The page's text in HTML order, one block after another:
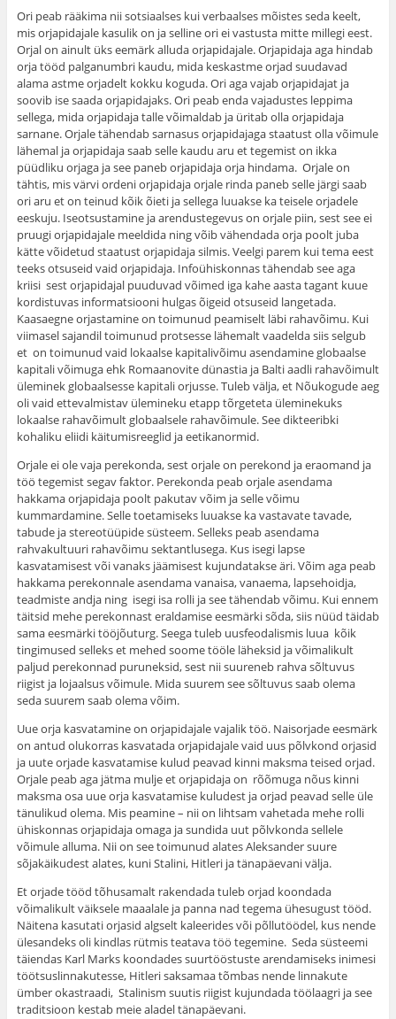
Ori peab rääkima nii sotsiaalses kui verbaalses mõistes seda keelt,
mis orjapidajale kasulik on ja selline ori ei vastusta mitte millegi eest.
Orjal on ainult üks eemärk alluda orjapidajale. Orjapidaja aga hindab
orja tööd palganumbri kaudu, mida keskastme orjad suudavad
alama astme orjadelt kokku koguda. Ori aga vajab orjapidajat ja
soovib ise saada orjapidajaks. Ori peab enda vajadustes leppima
sellega, mida orjapidaja talle võimaldab ja üritab olla orjapidaja
sarnane. Orjale tähendab sarnasus orjapidajaga staatust olla võimule
lähemal ja orjapidaja saab selle kaudu aru et tegemist on ikka
püüdliku orjaga ja see paneb orjapidaja orja hindama. Orjale on
tähtis, mis värvi ordeni orjapidaja orjale rinda paneb selle järgi saab
ori aru et on teinud kõik õieti ja sellega luuakse ka teisele orjadele
eeskuju. Iseotsustamine ja arendustegevus on orjale piin, sest see ei
pruugi orjapidajale meeldida ning võib vähendada orja poolt juba
kätte võidetud staatust orjapidaja silmis. Veelgi parem kui tema eest
teeks otsuseid vaid orjapidaja. Infoühiskonnas tähendab see aga
kriisi sest orjapidajal puuduvad võimed iga kahe aasta tagant kuue
kordistuvas informatsiooni hulgas õigeid otsuseid langetada.
Kaasaegne orjastamine on toimunud peamiselt läbi rahavõimu. Kui
viimasel sajandil toimunud protsesse lähemalt vaadelda siis selgub
et on toimunud vaid lokaalse kapitalivõimu asendamine globaalse
kapitali võimuga ehk Romaanovite dünastia ja Balti aadli rahavõimult
üleminek globaalsesse kapitali orjusse. Tuleb välja, et Nõukogude aeg
oli vaid ettevalmistav ülemineku etapp tõrgeteta üleminekuks
lokaalse rahavõimult globaalsele rahavõimule. See dikteeribki
kohaliku eliidi käitumisreeglid ja eetikanormid.
Orjale ei ole vaja perekonda, sest orjale on perekond ja eraomand ja
töö tegemist segav faktor. Perekonda peab orjale asendama
hakkama orjapidaja poolt pakutav võim ja selle võimu
kummardamine. Selle toetamiseks luuakse ka vastavate tavade,
tabude ja stereotüüpide süsteem. Selleks peab asendama
rahvakultuuri rahavõimu sektantlusega. Kus isegi lapse
kasvatamisest või vanaks jäämisest kujundatakse äri. Võim aga peab
hakkama perekonnale asendama vanaisa, vanaema, lapsehoidja,
teadmiste andja ning isegi isa rolli ja see tähendab võimu. Kui ennem
täitsid mehe perekonnast eraldamise eesmärki sõda, siis nüüd täidab
sama eesmärki tööjõuturg. Seega tuleb uusfeodalismis luua kõik
tingimused selleks et mehed soome tööle läheksid ja võimalikult
paljud perekonnad puruneksid, sest nii suureneb rahva sõltuvus
riigist ja lojaalsus võimule. Mida suurem see sõltuvus saab olema
seda suurem saab olema võim.
Uue orja kasvatamine on orjapidajale vajalik töö. Naisorjade eesmärk
on antud olukorras kasvatada orjapidajale vaid uus põlvkond orjasid
ja uute orjade kasvatamise kulud peavad kinni maksma teised orjad.
Orjale peab aga jätma mulje et orjapidaja on rõõmuga nõus kinni
maksma osa uue orja kasvatamise kuludest ja orjad peavad selle üle
tänulikud olema. Mis peamine – nii on lihtsam vahetada mehe rolli
ühiskonnas orjapidaja omaga ja sundida uut põlvkonda sellele
võimule alluma. Nii on see toimunud alates Aleksander suure
sõjakäikudest alates, kuni Stalini, Hitleri ja tänapäevani välja.
Et orjade tööd tõhusamalt rakendada tuleb orjad koondada
võimalikult väiksele maaalale ja panna nad tegema ühesugust tööd.
Näitena kasutati orjasid algselt kaleerides või põllutöödel, kus nende
ülesandeks oli kindlas rütmis teatava töö tegemine. Seda süsteemi
täiendas Karl Marks koondades suurtööstuste arendamiseks inimesi
töötsuslinnakutesse, Hitleri saksamaa tõmbas nende linnakute
ümber okastraadi, Stalinism suutis riigist kujundada töölaagri ja see
traditsioon kestab meie aladel tänapäevani.